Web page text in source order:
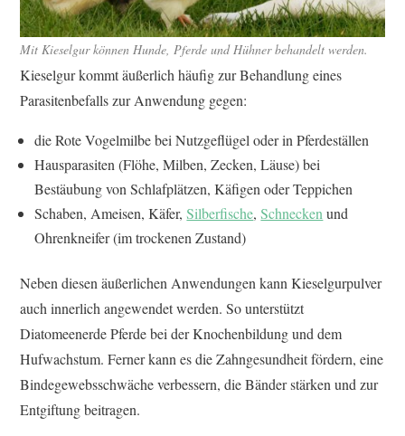
Mit Kieselgur können Hunde, Pferde und Hühner behandelt werden.
Kieselgur kommt äußerlich häufig zur Behandlung eines
Parasitenbefalls zur Anwendung gegen:
die Rote Vogelmilbe bei Nutzgeflügel oder in Pferdeställen
Hausparasiten (Flöhe, Milben, Zecken, Läuse) bei
Bestäubung von Schlafplätzen, Käfigen oder Teppichen
Schaben, Ameisen, Käfer,Silberfische,Schnecken und
Ohrenkneifer (im trockenen Zustand)
Neben diesen äußerlichen Anwendungen kann Kieselgurpulver
auch innerlich angewendet werden. So unterstützt
Diatomeenerde Pferde bei der Knochenbildung und dem
Hufwachstum. Ferner kann es die Zahngesundheit fördern, eine
Bindegewebsschwäche verbessern, die Bänder stärken und zur
Entgiftung beitragen.